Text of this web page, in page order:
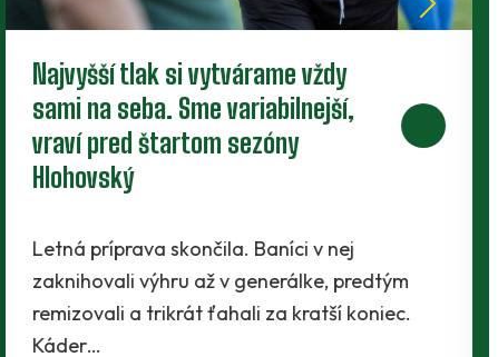
Nové zmluvy pre trojicu
perspektívnych dorastencov
Tesne pred štartom novej sezóny presvedčili
Filip Krpelan a Ľudovít Lenhart. Prví dvaja…